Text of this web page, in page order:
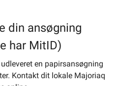
din ansøgning
har MitID)
en papirsansøgning
Kontakt dit lokale Majoriaq